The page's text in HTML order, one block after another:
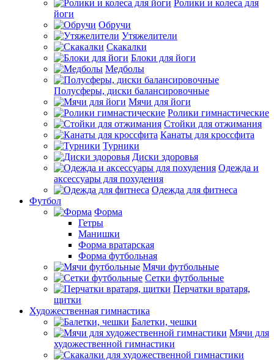
Ролики и колеса для
йоги
Обручи
Утяжелители
Скакалки
Блоки для йоги
Медболы
Полусферы, диски балансировочные
Мячи для йоги
Ролики гимнастические
Стойки для отжимания
Канаты для кроссфита
Турники
Диски здоровья
Одежда и
аксессуары для похудения
Одежда для фитнеса
Футбол
Форма
Гетры
Манишки
Форма вратарская
Форма футбольная
Мячи футбольные
Сетки футбольные
Перчатки вратаря,
щитки
Художественная гимнастика
Балетки, чешки
Мячи для
художественной гимнастики